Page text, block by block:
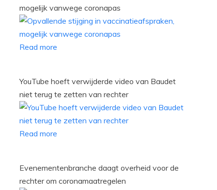
mogelijk vanwege coronapas
Read more
YouTube hoeft verwijderde video van Baudet
niet terug te zetten van rechter
Read more
Evenementenbranche daagt overheid voor de
rechter om coronamaatregelen